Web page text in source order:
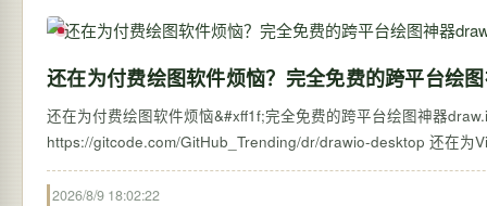
还在为付费绘图软件烦恼？完全免费的跨平台绘
还在为付费绘图软件烦恼&#xff1f;完全免费的跨平台绘图神器draw.io
https://
2026/8/9 18:02:22